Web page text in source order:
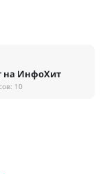
на ИнфоХит
10